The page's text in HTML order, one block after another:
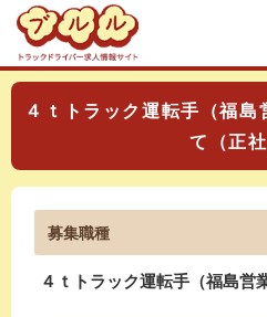
４ｔトラック運転手（福
て（正社
募集職種
４ｔトラック運転手（福島営